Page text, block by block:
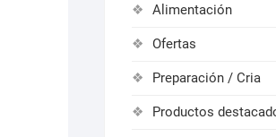
Alimentación
Ofertas
Preparación / Cria
Productos